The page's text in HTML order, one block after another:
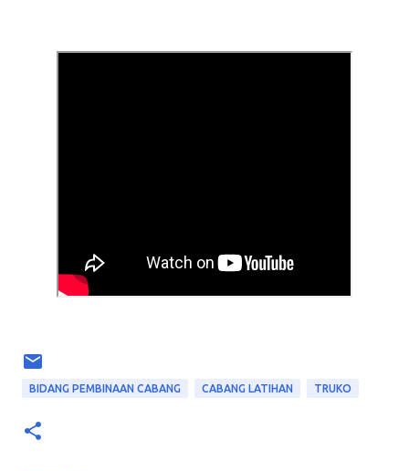
BIDANG PEMBINAAN CABANG CABANG LATIHAN TRUKO